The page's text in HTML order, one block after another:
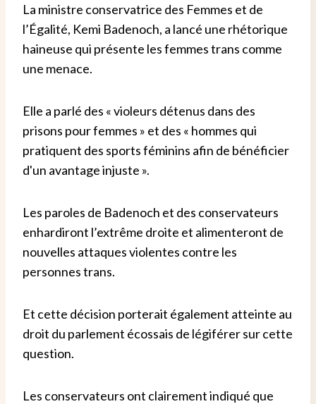
La ministre conservatrice des Femmes et de
l’Égalité, Kemi Badenoch, a lancé une rhétorique
haineuse qui présente les femmes trans comme
une menace.
Elle a parlé des « violeurs détenus dans des
prisons pour femmes » et des « hommes qui
pratiquent des sports féminins afin de bénéficier
d'un avantage injuste ».
Les paroles de Badenoch et des conservateurs
enhardiront l’extrême droite et alimenteront de
nouvelles attaques violentes contre les
personnes trans.
Et cette décision porterait également atteinte au
droit du parlement écossais de légiférer sur cette
question.
Les conservateurs ont clairement indiqué que